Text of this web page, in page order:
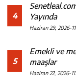
4
Yayında
Haziran 29, 2026-
5
Emekli ve
maaşlar
Haziran 22, 2026-